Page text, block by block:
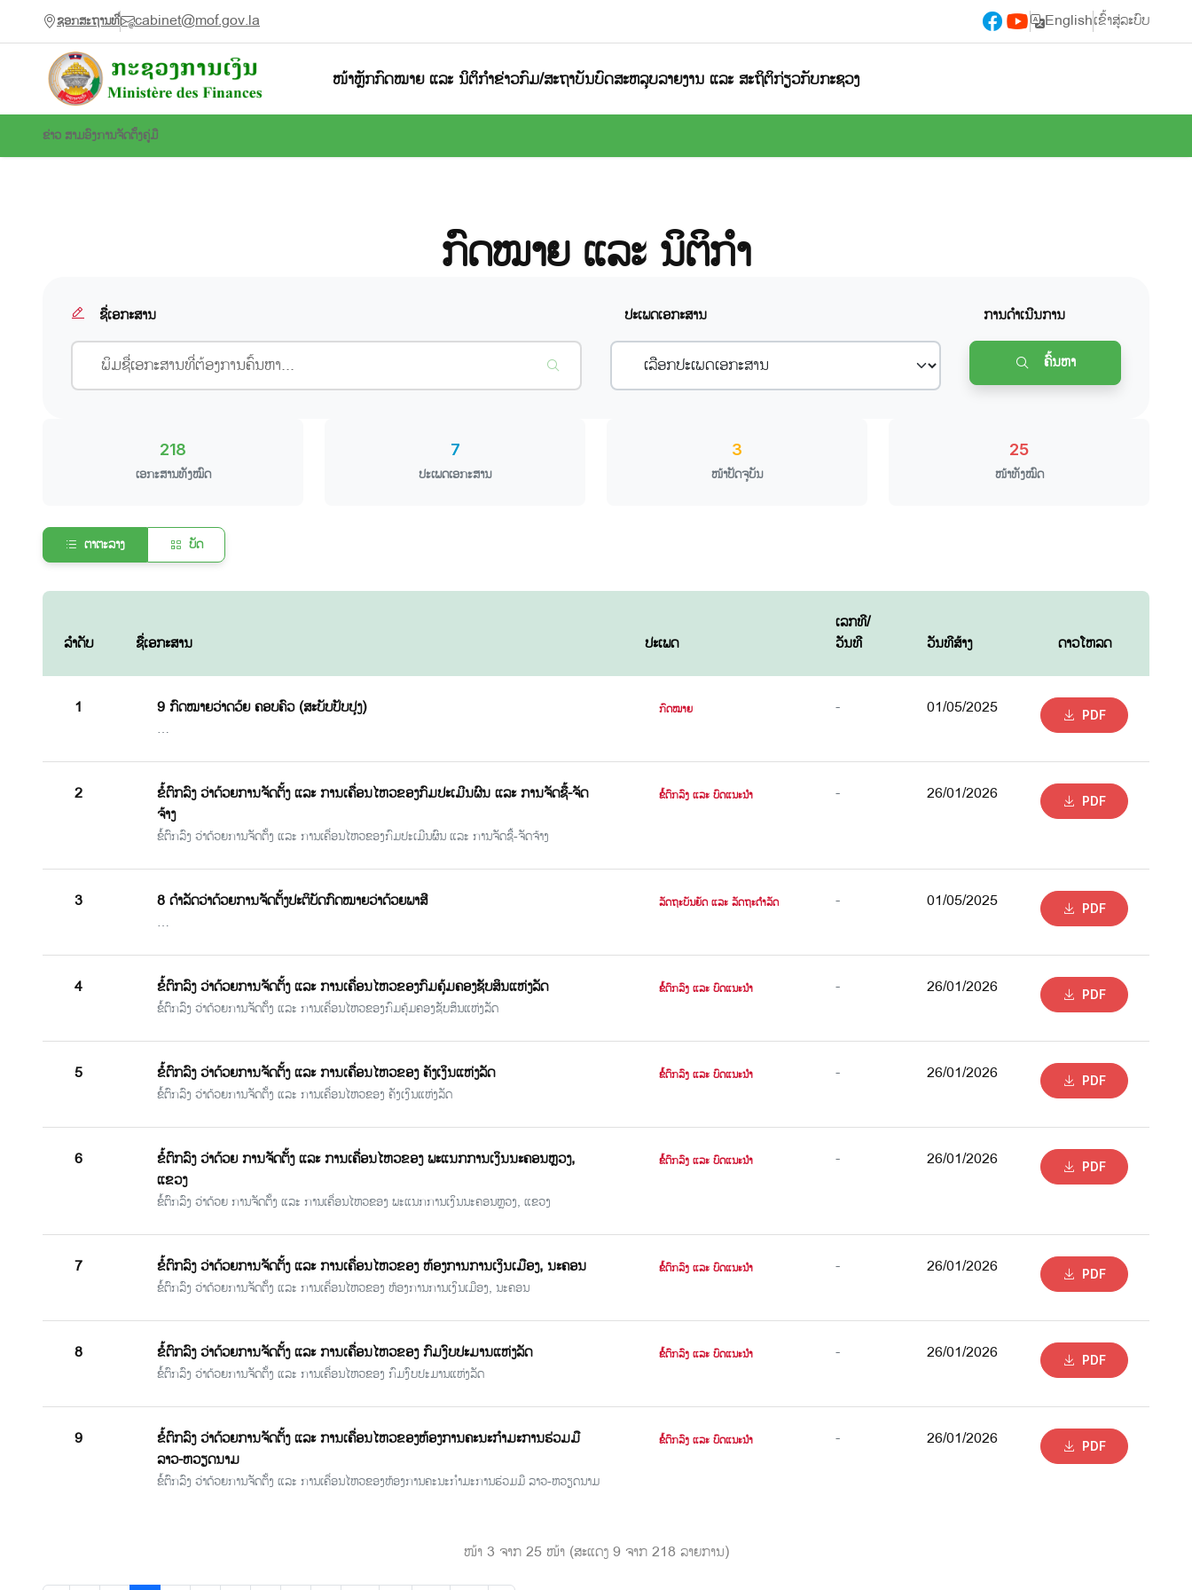
ຊອກສະຖານທີ່ cabinet@mof.gov.la Englishເຂົ້າສູ່ລະບົບ
ໜ້າຫຼັກກົດໝາຍ ແລະ ນິຕິກຳຂ່າວກົມ/ສະຖາບັນບົດສະຫລຸບລາຍງານ ແລະ ສະຖິຕິກ່ຽວກັບກະຊວງ
ຂ່າວ ສາມອົງການຈັດຕັ້ງຄູ່ມື
ກົດໝາຍ ແລະ ນິຕິກຳ
ຊື່ເອກະສານ ປະເພດເອກະສານ ການດຳເນີນການ
ຄົ້ນຫາ
218
ເອກະສານທັງໝົດ
7
ປະເພດເອກະສານ
3
ໜ້າປັດຈຸບັນ
25
ໜ້າທັງໝົດ
ຕາຕະລາງ ບັດ
ລຳດັບ ຊື່ເອກະສານ ປະເພດ
ເລກທີ/
ວັນທີ
ວັນທີສ້າງ ດາວໂຫລດ
1 9 ກົດໝາຍວ່າດວ້ຍ ຄອບຄົວ (ສະບັບປັບປຸງ)
…
ກົດໝາຍ - 01/05/2025 PDF
2
ຂໍ້ຕົກລົງ ວ່າດ້ວຍການຈັດຕັ້ງ ແລະ ການເຄື່ອນໄຫວຂອງກົມປະເມີນຜົນ ແລະ ການຈັດຊື້-ຈັດ
ຈ້າງ
ຂໍ້ຕົກລົງ ວ່າດ້ວຍການຈັດຕັ້ງ ແລະ ການເຄື່ອນໄຫວຂອງກົມປະເມີນຜົນ ແລະ ການຈັດຊື້-ຈັດຈ້າງ
ຂໍ້ຕົກລົງ ແລະ ບົດແນະນຳ - 26/01/2026 PDF
3 8 ດໍາລັດວ່າດ້ວຍການຈັດຕັ້ງປະຕິບັດກົດໝາຍວ່າດ້ວຍພາສີ
…
ລັດຖະບັນຍັດ ແລະ ລັດຖະດຳລັດ - 01/05/2025 PDF
4 ຂໍ້ຕົກລົງ ວ່າດ້ວຍການຈັດຕັ້ງ ແລະ ການເຄື່ອນໄຫວຂອງກົມຄຸ້ມຄອງຊັບສິນແຫ່ງລັດ
ຂໍ້ຕົກລົງ ວ່າດ້ວຍການຈັດຕັ້ງ ແລະ ການເຄື່ອນໄຫວຂອງກົມຄຸ້ມຄອງຊັບສິນແຫ່ງລັດ
ຂໍ້ຕົກລົງ ແລະ ບົດແນະນຳ - 26/01/2026 PDF
5 ຂໍ້ຕົກລົງ ວ່າດ້ວຍການຈັດຕັ້ງ ແລະ ການເຄື່ອນໄຫວຂອງ ຄັງເງິນແຫ່ງລັດ
ຂໍ້ຕົກລົງ ວ່າດ້ວຍການຈັດຕັ້ງ ແລະ ການເຄື່ອນໄຫວຂອງ ຄັງເງິນແຫ່ງລັດ
ຂໍ້ຕົກລົງ ແລະ ບົດແນະນຳ - 26/01/2026 PDF
6
ຂໍ້ຕົກລົງ ວ່າດ້ວຍ ການຈັດຕັ້ງ ແລະ ການເຄື່ອນໄຫວຂອງ ພະແນກການເງິນນະຄອນຫຼວງ,
ແຂວງ
ຂໍ້ຕົກລົງ ວ່າດ້ວຍ ການຈັດຕັ້ງ ແລະ ການເຄື່ອນໄຫວຂອງ ພະແນກການເງິນນະຄອນຫຼວງ, ແຂວງ
ຂໍ້ຕົກລົງ ແລະ ບົດແນະນຳ - 26/01/2026 PDF
7 ຂໍ້ຕົກລົງ ວ່າດ້ວຍການຈັດຕັ້ງ ແລະ ການເຄື່ອນໄຫວຂອງ ຫ້ອງການການເງິນເມືອງ, ນະຄອນ
ຂໍ້ຕົກລົງ ວ່າດ້ວຍການຈັດຕັ້ງ ແລະ ການເຄື່ອນໄຫວຂອງ ຫ້ອງການການເງິນເມືອງ, ນະຄອນ
ຂໍ້ຕົກລົງ ແລະ ບົດແນະນຳ - 26/01/2026 PDF
8 ຂໍ້ຕົກລົງ ວ່າດ້ວຍການຈັດຕັ້ງ ແລະ ການເຄື່ອນໄຫວຂອງ ກົມງົບປະມານແຫ່ງລັດ
ຂໍ້ຕົກລົງ ວ່າດ້ວຍການຈັດຕັ້ງ ແລະ ການເຄື່ອນໄຫວຂອງ ກົມງົບປະມານແຫ່ງລັດ
ຂໍ້ຕົກລົງ ແລະ ບົດແນະນຳ - 26/01/2026 PDF
9
ຂໍ້ຕົກລົງ ວ່າດ້ວຍການຈັດຕັ້ງ ແລະ ການເຄື່ອນໄຫວຂອງຫ້ອງການຄະນະກຳມະການຮ່ວມມື
ລາວ-ຫວຽດນາມ
ຂໍ້ຕົກລົງ ວ່າດ້ວຍການຈັດຕັ້ງ ແລະ ການເຄື່ອນໄຫວຂອງຫ້ອງການຄະນະກຳມະການຮ່ວມມື ລາວ-ຫວຽດນາມ
ຂໍ້ຕົກລົງ ແລະ ບົດແນະນຳ - 26/01/2026 PDF
ໜ້າ 3 ຈາກ 25 ໜ້າ (ສະແດງ 9 ຈາກ 218 ລາຍການ)